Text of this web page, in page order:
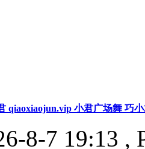
qiaoxiaojun.vip 小君广场舞 巧
8-7 19:13 ,